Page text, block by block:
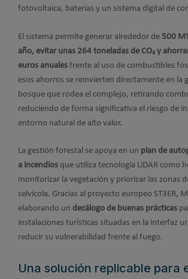
fotovoltaica, baterías y un sistema digital de
El sistema permite generar alrededor de 500
año, evitar unas 264 toneladas de CO₂ y
euros anuales frente al uso de combustibles
esos ahorros se reinvierten directamente en la
bosque que rodea el complejo, retirando
reduciendo de forma significativa el riesgo de
entorno natural de alto valor.
La gestión forestal se apoya en un plan de
a incendios que utiliza tecnología LiDAR como
monitorizar la vegetación y priorizar las zonas
selvícola. Gracias al proyecto europeo ST3ER,
elaborando un decálogo de buenas prácticas
instalaciones turísticas situadas en la interfaz
reducir su vulnerabilidad frente al fuego.
Una solución replicable para